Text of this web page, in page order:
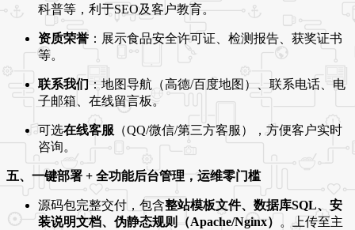
科普等，利于SEO及客户教育。
资质荣誉 ：展示食品安全许可证、检测报告、获奖证书
等。
联系我们：地图导航（高德/百度地图）、联系电话、电
子邮箱、在线留言板。
可选在线客服 （QQ/微信/第三方客服），方便客户实时
咨询。
五、一键部署 + 全功能后台管理，运维零门槛
源码包完整交付，包含整站模板文件、数据库SQL、安
装说明文档、伪静态规则（Apache/Nginx） 。上传至主